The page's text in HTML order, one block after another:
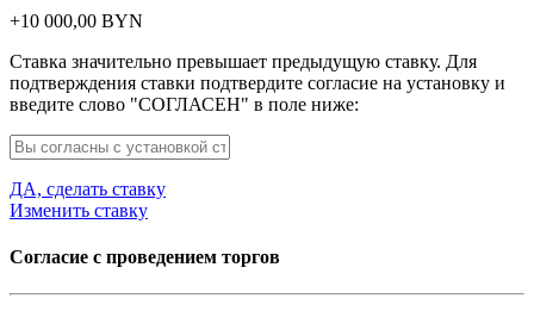
+10 000,00 BYN
Ставка значительно превышает предыдущую ставку. Для
подтверждения ставки подтвердите согласие на установку и
введите слово "СОГЛАСЕН" в поле ниже:
ДА, сделать ставку
Изменить ставку
Согласие с проведением торгов